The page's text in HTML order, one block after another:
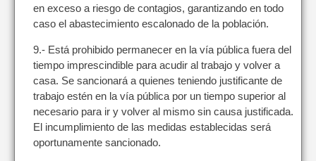
en exceso a riesgo de contagios, garantizando en todo
caso el abastecimiento escalonado de la población.
9.- Está prohibido permanecer en la vía pública fuera del
tiempo imprescindible para acudir al trabajo y volver a
casa. Se sancionará a quienes teniendo justificante de
trabajo estén en la vía pública por un tiempo superior al
necesario para ir y volver al mismo sin causa justificada.
El incumplimiento de las medidas establecidas será
oportunamente sancionado.